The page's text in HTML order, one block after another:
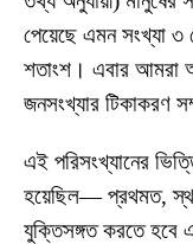
পেয়েছে এমন সংখ্যা ৩
শতাংশ। এবার আমরা
জনসংখ্যার টিকাকরণ
এই পরিসংখ্যানের
হয়েছিল— প্রথমত,
যুক্তিসঙ্গত করতে হবে